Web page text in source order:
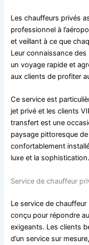
Les chauffeurs privés
professionnel à
et veillant à ce que
Leur connaissance
un voyage rapide et
aux clients de profiter
Ce service est
jet privé et les clients
transfert est une
paysage pittoresque
confortablement
luxe et la sophistication.
Service de chauffeur
Le service de
conçu pour répondre
exigeants. Les clients
d’un service sur